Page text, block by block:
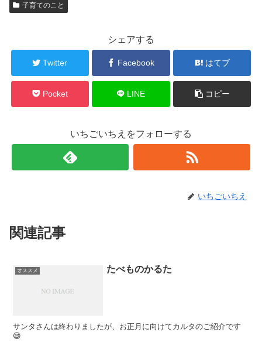
子育てのこと
シェアする
Twitter Facebook はてブ
Pocket LINE コピー
いちごいちえをフォローする
いちごいちえ
関連記事
オススメ たべものかるた
サンタさんは終わりましたが、お正月に向けてカルタのご紹介です
😄